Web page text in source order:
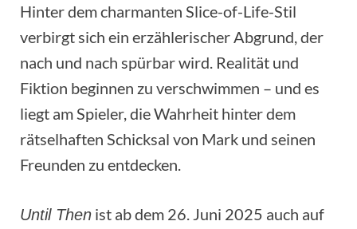
Hinter dem charmanten Slice-of-Life-Stil
verbirgt sich ein erzählerischer Abgrund, der
nach und nach spürbar wird. Realität und
Fiktion beginnen zu verschwimmen – und es
liegt am Spieler, die Wahrheit hinter dem
rätselhaften Schicksal von Mark und seinen
Freunden zu entdecken.
Until Then ist ab dem 26. Juni 2025 auch auf